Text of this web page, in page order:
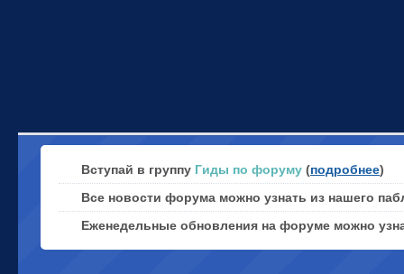
Вступай в группу Гиды по форуму (подробнее)
Все новости форума можно узнать из нашего
Еженедельные обновления на форуме можно